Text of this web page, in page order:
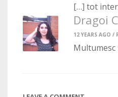
[…] tot
Dragoi
12 YEARS AGO /
Multumesc